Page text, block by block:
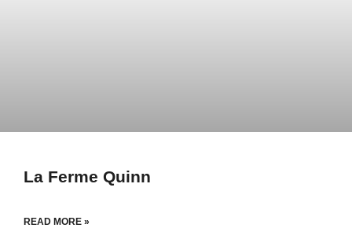
La Ferme Quinn
READ MORE »